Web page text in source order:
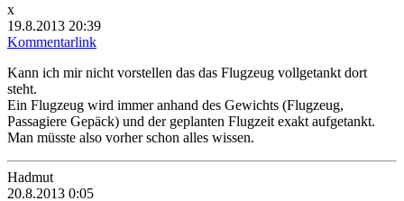
x
19.8.2013 20:39
Kommentarlink
Kann ich mir nicht vorstellen das das Flugzeug vollgetankt dort
steht.
Ein Flugzeug wird immer anhand des Gewichts (Flugzeug,
Passagiere Gepäck) und der geplanten Flugzeit exakt aufgetankt.
Man müsste also vorher schon alles wissen.
Hadmut
20.8.2013 0:05